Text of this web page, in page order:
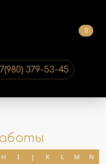
0
379-53-45
H I J K L M
N